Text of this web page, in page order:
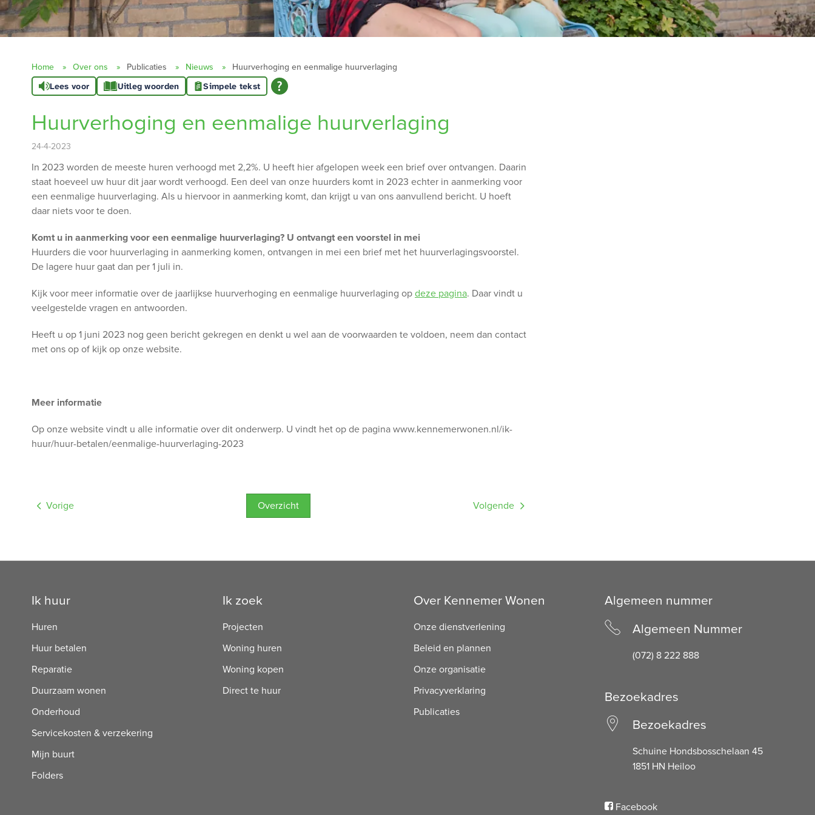
Home Over ons Publicaties Nieuws Huurverhoging en eenmalige huurverlaging
Lees voor Uitleg woorden Simpele tekst
Huurverhoging en eenmalige huurverlaging
24-4-2023
In 2023 worden de meeste huren verhoogd met 2,2%. U heeft hier afgelopen week een brief over ontvangen. Daarin
staat hoeveel uw huur dit jaar wordt verhoogd. Een deel van onze huurders komt in 2023 echter in aanmerking voor
een eenmalige huurverlaging. Als u hiervoor in aanmerking komt, dan krijgt u van ons aanvullend bericht. U hoeft
daar niets voor te doen.
Komt u in aanmerking voor een eenmalige huurverlaging? U ontvangt een voorstel in mei
Huurders die voor huurverlaging in aanmerking komen, ontvangen in mei een brief met het huurverlagingsvoorstel.
De lagere huur gaat dan per 1 juli in.
Kijk voor meer informatie over de jaarlijkse huurverhoging en eenmalige huurverlaging op deze pagina. Daar vindt u
veelgestelde vragen en antwoorden.
Heeft u op 1 juni 2023 nog geen bericht gekregen en denkt u wel aan de voorwaarden te voldoen, neem dan contact
met ons op of kijk op onze website.
Meer informatie
Op onze website vindt u alle informatie over dit onderwerp. U vindt het op de pagina www.kennemerwonen.nl/ik-
huur/huur-betalen/eenmalige-huurverlaging-2023
Volgende
Overzicht
Vorige
Contactinformatie
Ik huur
Huren
Huur betalen
Reparatie
Duurzaam wonen
Onderhoud
Servicekosten & verzekering
Mijn buurt
Folders
Ik zoek
Projecten
Woning huren
Woning kopen
Direct te huur
Over Kennemer Wonen
Onze dienstverlening
Beleid en plannen
Onze organisatie
Privacyverklaring
Publicaties
Algemeen nummer
Algemeen Nummer
(072) 8 222 888
Bezoekadres
Bezoekadres
Schuine Hondsbosschelaan 45
1851 HN Heiloo
Facebook